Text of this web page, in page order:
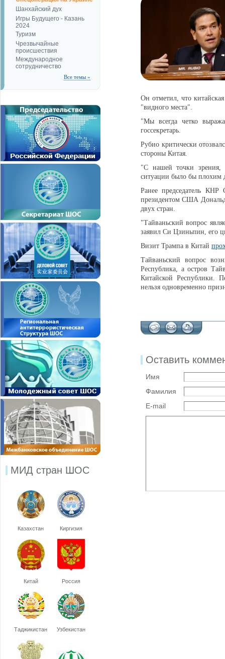
Шанхайский дух
Игры Будущего - Казань
2024
Туризм
Чрезвычайные
происшествия
Международное
сотрудничество
Все темы »
МИД стран ШОС
Казахстан Киргизия
Китай Россия
Таджикистан Узбекистан
Он отметил, что
"видного места".
"Мы всегда четко
госсекретарь.
Рубио критически
стороны Китая.
"С нашей точки зрения,
ситуации было бы плохим
Ранее председатель
президентом США
двух стран.
"Тайваньский вопрос
заявил Си Цзиньпин, его
Визит Трампа в Китай
Тайваньский вопрос
Республика, а остров
Китайской Республики.
нельзя одновременно
Оставить
Имя
Фамилия
E-mail